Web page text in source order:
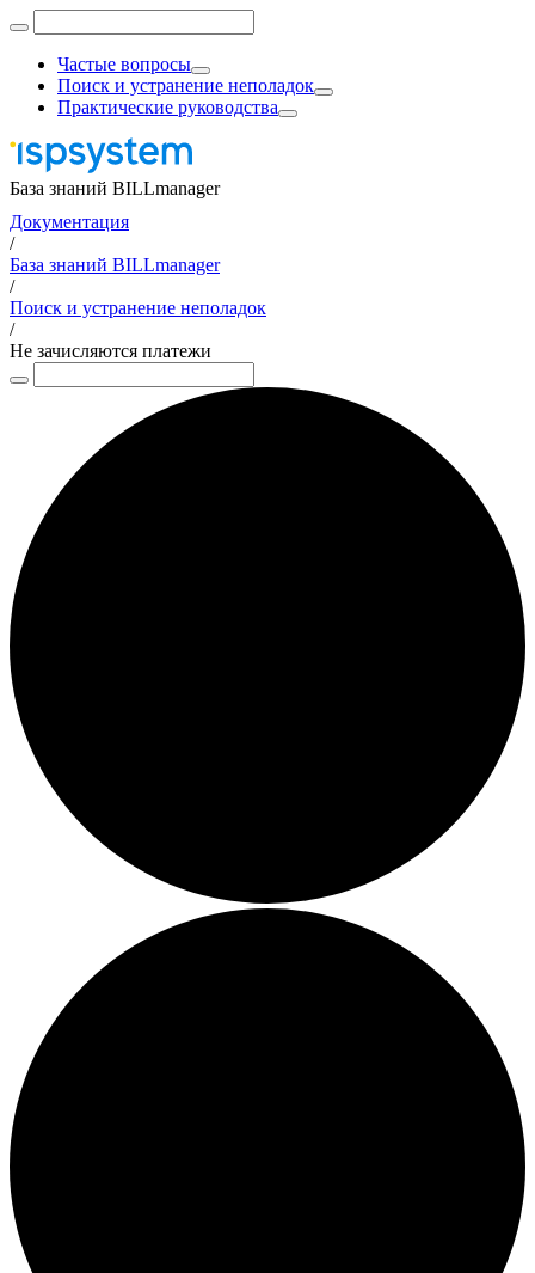
Частые вопросы
Поиск и устранение неполадок
Практические руководства
База знаний BILLmanager
Документация
/
База знаний BILLmanager
/
Поиск и устранение неполадок
/
Не зачисляются платежи